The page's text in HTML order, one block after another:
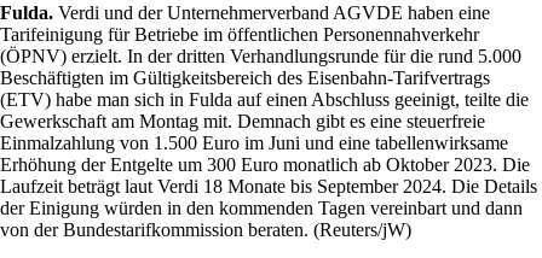
Fulda. Verdi und der Unternehmerverband AGVDE haben eine
Tarifeinigung für Betriebe im öffentlichen Personennahverkehr
(ÖPNV) erzielt. In der dritten Verhandlungsrunde für die rund 5.000
Beschäftigten im Gültigkeitsbereich des Eisenbahn-Tarifvertrags
(ETV) habe man sich in Fulda auf einen Abschluss geeinigt, teilte die
Gewerkschaft am Montag mit. Demnach gibt es eine steuerfreie
Einmalzahlung von 1.500 Euro im Juni und eine tabellenwirksame
Erhöhung der Entgelte um 300 Euro monatlich ab Oktober 2023. Die
Laufzeit beträgt laut Verdi 18 Monate bis September 2024. Die Details
der Einigung würden in den kommenden Tagen vereinbart und dann
von der Bundestarifkommission beraten. (Reuters/jW)